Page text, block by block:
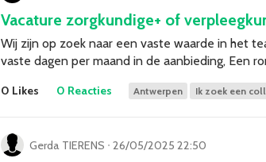
Vacature zorgkundige+ of
Wij zijn op zoek naar een vaste waarde in het
vaste dagen per maand in de aanbieding, Een
0 Likes 0 Reacties Antwerpen Ik zoek een
Gerda TIERENS ᐧ 26/05/2025 22:50